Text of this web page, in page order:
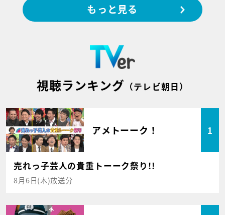
もっと見る
視聴ランキング （テレビ朝日）
アメトーーク！ 1
売れっ子芸人の貴重トーーク祭り!!
8月6日(木)放送分